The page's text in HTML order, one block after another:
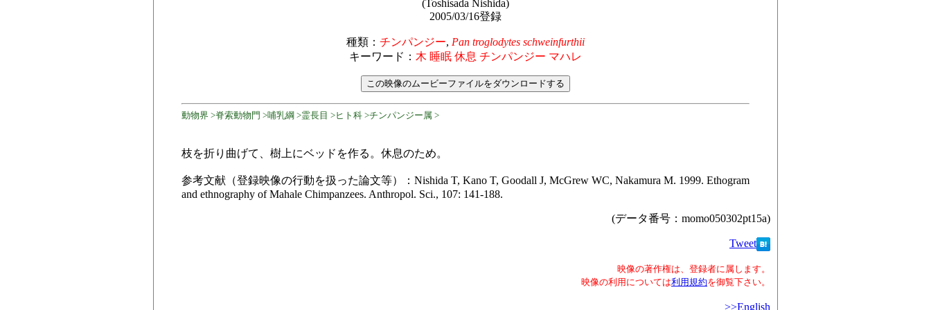
(Toshisada Nishida)
2005/03/16登録
種類： チンパンジー, Pan troglodytes schweinfurthii
キーワード： 木 睡眠 休息 チンパンジー マハレ
動物界 >脊索動物門 >哺乳綱 >霊長目 >ヒト科 >チンパンジー属 >
枝を折り曲げて、樹上にベッドを作る。休息のため。
参考文献（登録映像の行動を扱った論文等）：Nishida T, Kano T, Goodall J, McGrew WC, Nakamura M. 1999. Ethogram
and ethnography of Mahale Chimpanzees. Anthropol. Sci., 107: 141-188.
(データ番号：momo050302pt15a)
Tweet
映像の著作権は、登録者に属します。
映像の利用については利用規約を御覧下さい。
>>English